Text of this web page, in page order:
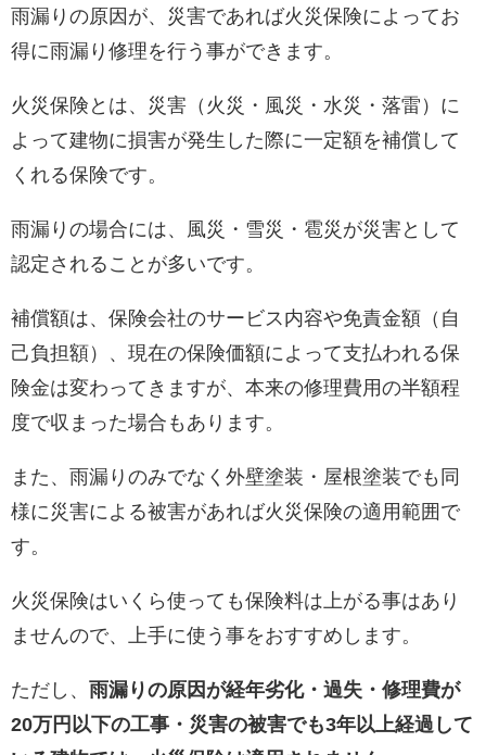
雨漏りの原因が、災害であれば火災保険によってお
得に雨漏り修理を行う事ができます。
火災保険とは、災害（火災・風災・水災・落雷）に
よって建物に損害が発生した際に一定額を補償して
くれる保険です。
雨漏りの場合には、風災・雪災・雹災が災害として
認定されることが多いです。
補償額は、保険会社のサービス内容や免責金額（自
己負担額）、現在の保険価額によって支払われる保
険金は変わってきますが、本来の修理費用の半額程
度で収まった場合もあります。
また、雨漏りのみでなく外壁塗装・屋根塗装でも同
様に災害による被害があれば火災保険の適用範囲で
す。
火災保険はいくら使っても保険料は上がる事はあり
ませんので、上手に使う事をおすすめします。
ただし、 雨漏りの原因が経年劣化・過失・修理費が
20万円以下の工事・災害の被害でも3年以上経過して